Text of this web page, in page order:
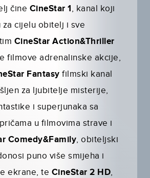
čine CineStar 1, kanal koji
za cijelu obitelj i sve
CineStar Action&Thriller
filmove adrenalinske akcije,
Fantasy filmski kanal
za ljubitelje misterije,
i superjunaka sa
u filmovima strave i
Comedy&Family, obiteljski
puno više smijeha i
ekrane, te CineStar 2 HD,